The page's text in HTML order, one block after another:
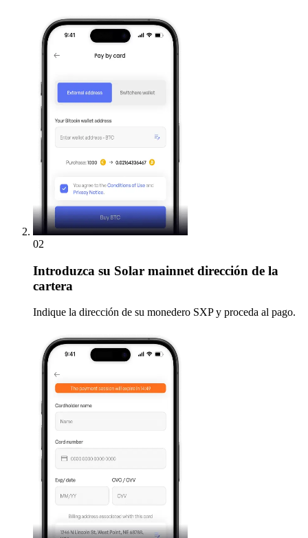
02
Introduzca su Solar mainnet dirección de la
cartera
Indique la dirección de su monedero SXP y proceda al pago.